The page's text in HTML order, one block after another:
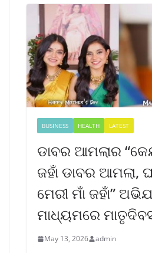
BUSINESS HEALTH LATEST
ଡାବର ଆମଲାର
ଜହାଁ ଡାବର ଆମଲା,
ମେରୀ ମାଁ ଜହାଁ”
ମାଧ୍ୟମରେ
May 13, 2026 admin